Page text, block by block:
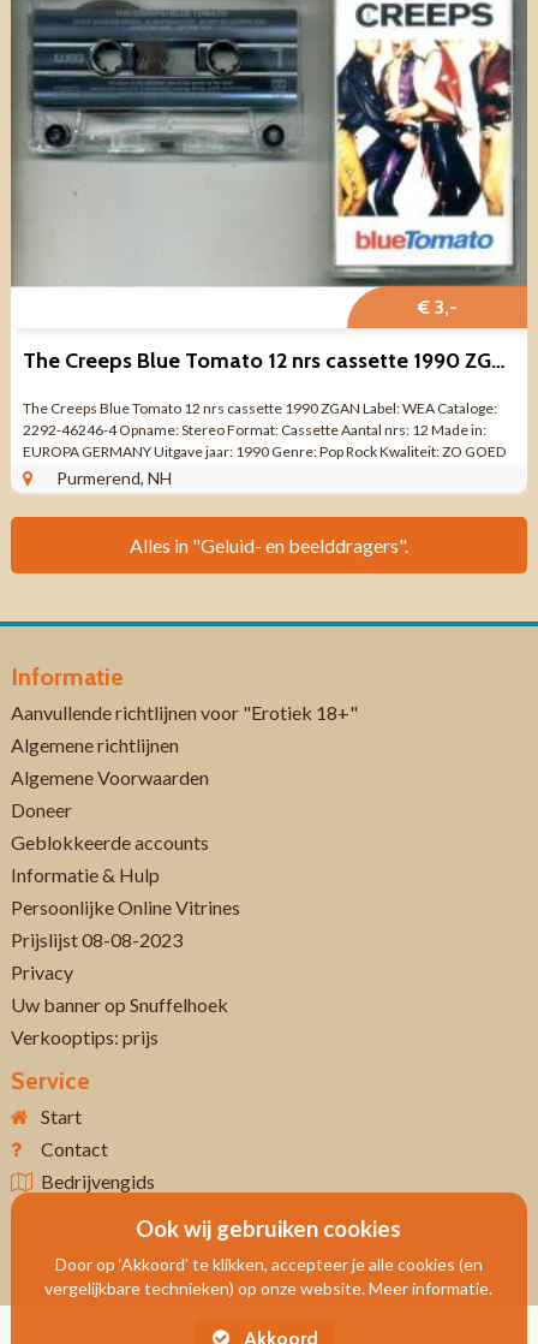
€ 3,-
The Creeps Blue Tomato 12 nrs cassette 1990 ZGAN
The Creeps Blue Tomato 12 nrs cassette 1990 ZGAN Label: WEA Cataloge:
2292-46246-4 Opname: Stereo Format: Cassette Aantal nrs: 12 Made in:
EUROPA GERMANY Uitgave jaar: 1990 Genre: Pop Rock Kwaliteit: ZO GOED
ALS NIEUW A: A1 ...
Purmerend, NH
Alles in "Geluid- en beelddragers".
Informatie
Aanvullende richtlijnen voor "Erotiek 18+"
Algemene richtlijnen
Algemene Voorwaarden
Doneer
Geblokkeerde accounts
Informatie & Hulp
Persoonlijke Online Vitrines
Prijslijst 08-08-2023
Privacy
Uw banner op Snuffelhoek
Verkooptips: prijs
Service
Start
Contact
Bedrijvengids
Ook wij gebruiken cookies
Door op ‘Akkoord’ te klikken, accepteer je alle cookies (en
vergelijkbare technieken) op onze website. Meer informatie.
Akkoord